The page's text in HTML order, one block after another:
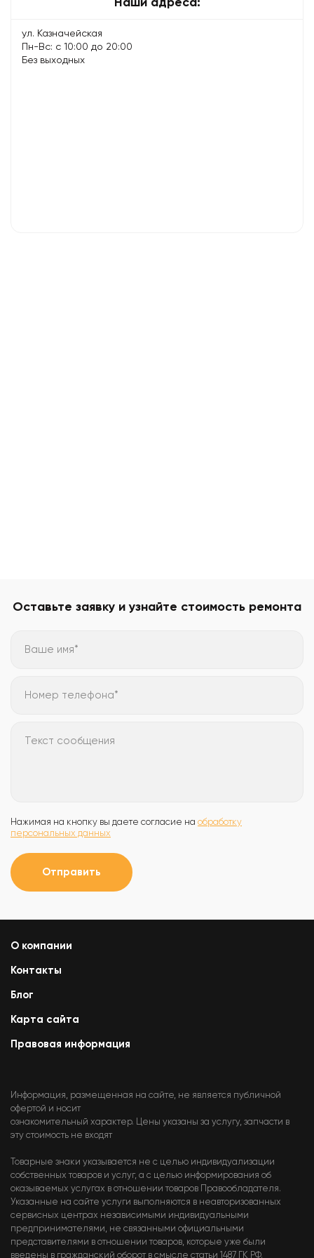
ул. Казначейская
Пн-Вс: с 10:00 до 20:00
Без выходных
Оставьте заявку и узнайте стоимость ремонта
Ваше имя*
Номер телефона*
Текст сообщения
Нажимая на кнопку вы даете согласие на обработку
персональных данных
Отправить
О компании
Контакты
Блог
Карта сайта
Правовая информация
Информация, размещенная на сайте, не является публичной
офертой и носит
ознакомительный характер. Цены указаны за услугу, запчасти в
эту стоимость не входят
Товарные знаки указывается не с целью индивидуализации
собственных товаров и услуг, а с целью информирования об
оказываемых услугах в отношении товаров Правообладателя.
Указанные на сайте услуги выполняются в неавторизованных
сервисных центрах независимыми индивидуальными
предпринимателями, не связанными официальными
представителями в отношении товаров, которые уже были
введены в гражданский оборот в смысле статьи 1487 ГК РФ.